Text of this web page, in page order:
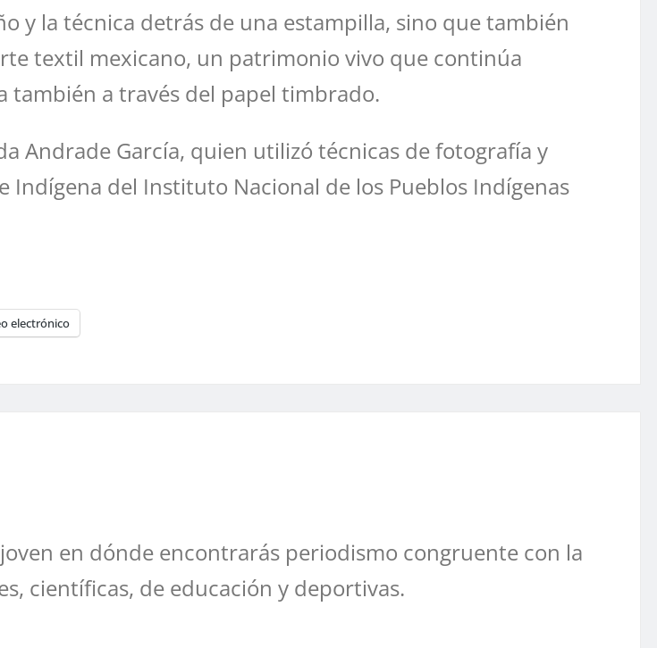
y la técnica detrás de una estampilla, sino que también
textil mexicano, un patrimonio vivo que continúa
también a través del papel timbrado.
Andrade García, quien utilizó técnicas de fotografía y
del Instituto Nacional de los Pueblos Indígenas
electrónico
en dónde encontrarás periodismo congruente con la
científicas, de educación y deportivas.